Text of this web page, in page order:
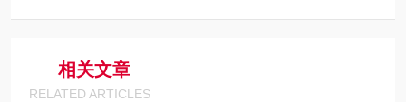
相关文章
RELATED ARTICLES